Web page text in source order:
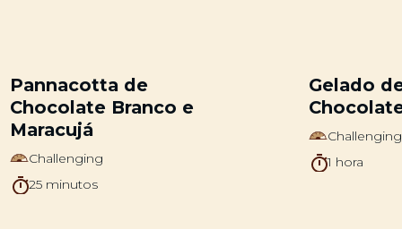
Pannacotta de
Chocolate Branco e
Maracujá
Challenging
25 minutos
Gelado
Challenging
1 hora